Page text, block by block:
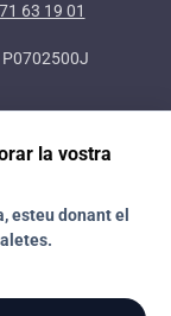
63 19 01
P0702500J
la vostra
esteu donant el